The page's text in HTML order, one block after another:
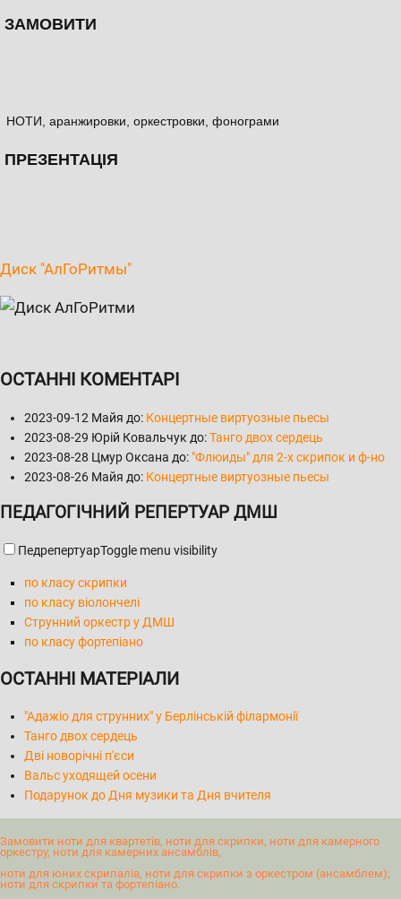
ЗАМОВИТИ
НОТИ, аранжировки, оркестровки, фонограми
ПРЕЗЕНТАЦІЯ
Диск "АлГоРитмы"
ОСТАННІ КОМЕНТАРІ
2023-09-12 Майя до: Концертные виртуозные пьесы
2023-08-29 Юрій Ковальчук до:Танго двох сердець
2023-08-28 Цмур Оксана до: "Флюиды" для 2-х скрипок и ф-но
2023-08-26 Майя до: Концертные виртуозные пьесы
ПЕДАГОГІЧНИЙ РЕПЕРТУАР ДМШ
ПедрепертуарToggle menu visibility
по класу скрипки
по класу віолончелі
Струнний оркестр у ДМШ
по класу фортепіано
ОСТАННІ МАТЕРІАЛИ
"Адажіо для струнних" у Берлінській філармонії
Танго двох сердець
Дві новорічні п'єси
Вальс уходящей осени
Подарунок до Дня музики та Дня вчителя
Замовити ноти для квартетів, ноти для скрипки, ноти для камерного
оркестру, ноти для камерних ансамблів,
ноти для юних скрипалів, ноти для скрипки з оркестром (ансамблем);
ноти для скрипки та фортепіано.